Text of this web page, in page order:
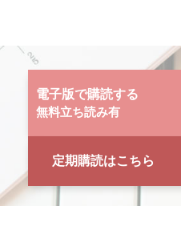
電子版で購読する
無料立ち読み有
定期購読はこちら